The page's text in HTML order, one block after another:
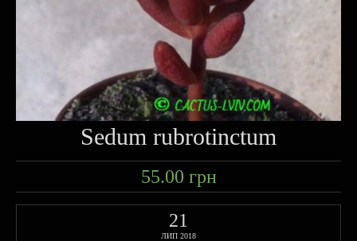
Sedum rubrotinctum
55.00 грн
21
ЛИП 2018